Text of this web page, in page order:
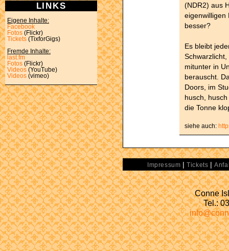
LINKS
Eigene Inhalte:
Facebook
Fotos (Flickr)
Tickets (TixforGigs)
Fremde Inhalte:
last.fm
Fotos (Flickr)
Videos (YouTube)
Videos (vimeo)
(NDR2) aus
eigenwilligen
besser?
Es bleibt
mitunter in
berauscht.
Doors, im
husch,
die Tonne
siehe auch:
Impressum |Tickets |
Conne
Tel.: